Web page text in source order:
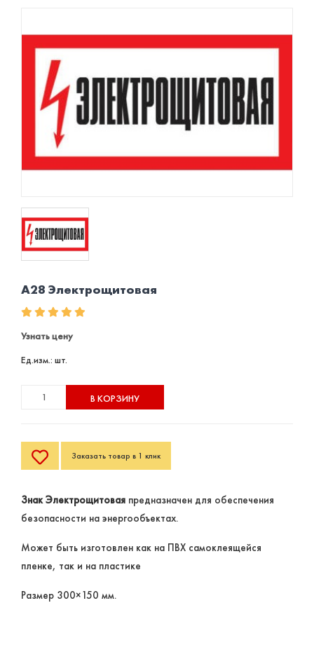
A28 Электрощитовая
Узнать цену
Ед.изм.: шт.
В КОРЗИНУ
Заказать товар в 1 клик
Знак Электрощитовая предназначен для обеспечения
безопасности на энергообъектах.
Может быть изготовлен как на ПВХ самоклеящейся
пленке, так и на пластике
Размер 300×150 мм.